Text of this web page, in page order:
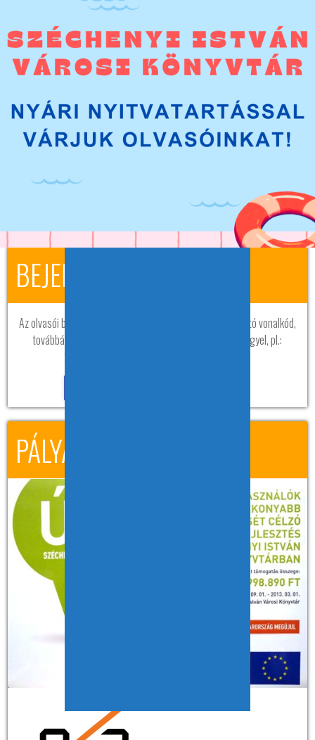
GYORSKERESÉS A
KATALÓGUSBAN
BEJELENTKEZÉS
Az olvasói belépéshez szükséges az olvasójegyen található vonalkód,
továbbá a jelszó, ami a születési dátum nyolc számjeggyel, pl.:
20120821. A jelszó belépés után módosítható.
PÁLYÁZATOK